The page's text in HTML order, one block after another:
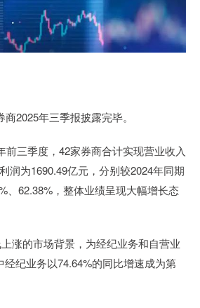
2025年三季报披露完毕。
三季度，42家券商合计实现营业收入
润为1690.49亿元，分别较2024年同期
、62.38%，整体业绩呈现大幅增长态
的市场背景，为经纪业务和自营业
纪业务以74.64%的同比增速成为第